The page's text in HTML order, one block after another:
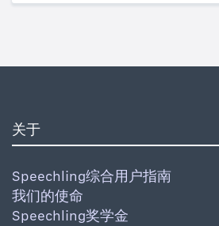
关于
Speechling综合用户指南
我们的使命
Speechling奖学金